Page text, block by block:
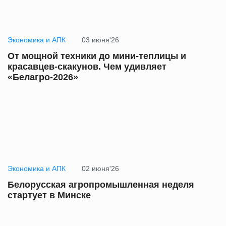
Экономика и АПК 03 июня'26
От мощной техники до мини-теплицы и
красавцев-скакунов. Чем удивляет
«Белагро-2026»
Экономика и АПК 02 июня'26
Белорусская агропромышленная неделя
стартует в Минске